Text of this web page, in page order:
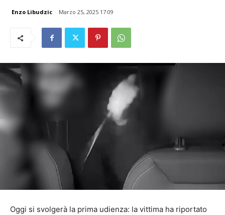
Enzo Libudzic Marzo 25, 2025 17:09
Oggi si svolgerà la prima udienza: la vittima ha riportato